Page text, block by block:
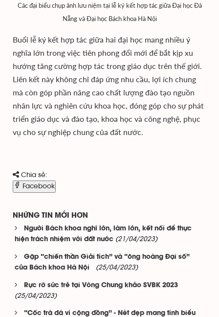
Các đại biểu chụp ảnh lưu niệm tại lễ ký kết hợp tác giữa Đại học Đà
Nẵng và Đại học Bách khoa Hà Nội
Buổi lễ ký kết hợp tác giữa hai đại học mang nhiều ý
nghĩa lớn trong việc tiên phong đổi mới để bắt kịp xu
hướng tăng cường hợp tác trong giáo dục trên thế giới.
Liên kết này không chỉ đáp ứng nhu cầu, lợi ích chung
mà còn góp phần nâng cao chất lượng đào tạo nguồn
nhân lực và nghiên cứu khoa học, đóng góp cho sự phát
triển giáo dục và đào tạo, khoa học và công nghệ, phục
vụ cho sự nghiệp chung của đất nước.
Chia sẻ:
Facebook
NHỮNG TIN MỚI HƠN
Người Bách khoa nghĩ lớn, làm lớn, kết nối để thực
hiện trách nhiệm với đất nước (21/04/2023)
Gặp “chiến thần Giải tích” và “ông hoàng Đại số”
của Bách khoa Hà Nội
(25/04/2023)
Rực rỡ sức trẻ tại Vòng Chung khảo SVBK 2023
(25/04/2023)
“Cốc trà đá vì cộng đồng” - Nét đẹp mang tính biểu